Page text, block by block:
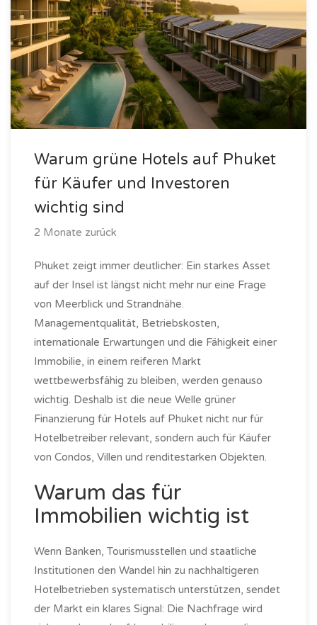
Warum grüne Hotels auf Phuket
für Käufer und Investoren
wichtig sind
2 Monate zurück
Phuket zeigt immer deutlicher: Ein starkes Asset
auf der Insel ist längst nicht mehr nur eine Frage
von Meerblick und Strandnähe.
Managementqualität, Betriebskosten,
internationale Erwartungen und die Fähigkeit einer
Immobilie, in einem reiferen Markt
wettbewerbsfähig zu bleiben, werden genauso
wichtig. Deshalb ist die neue Welle grüner
Finanzierung für Hotels auf Phuket nicht nur für
Hotelbetreiber relevant, sondern auch für Käufer
von Condos, Villen und renditestarken Objekten.
Warum das für
Immobilien wichtig ist
Wenn Banken, Tourismusstellen und staatliche
Institutionen den Wandel hin zu nachhaltigeren
Hotelbetrieben systematisch unterstützen, sendet
der Markt ein klares Signal: Die Nachfrage wird